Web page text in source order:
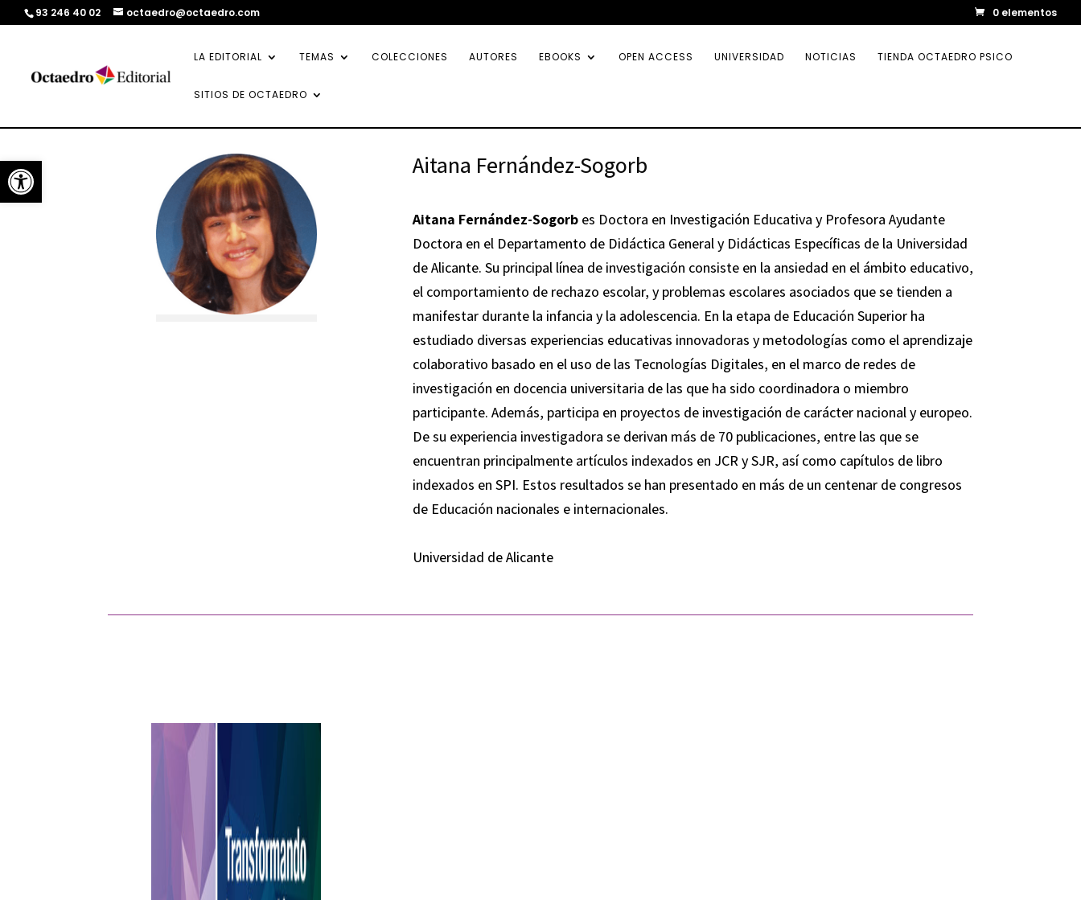
Abrir barra de herramientas
93 246 40 02 octaedro@octaedro.com 0 elementos
LA EDITORIAL TEMAS COLECCIONES AUTORES EBOOKS OPEN ACCESS UNIVERSIDAD NOTICIAS TIENDA OCTAEDRO PSICO
SITIOS DE OCTAEDRO
Aitana Fernández-Sogorb
Aitana Fernández-Sogorbes Doctora en Investigación Educativa y Profesora Ayudante
Doctora en el Departamento de Didáctica General y Didácticas Específicas de la Universidad
de Alicante. Su principal línea de investigación consiste en la ansiedad en el ámbito educativo,
el comportamiento de rechazo escolar, y problemas escolares asociados que se tienden a
manifestar durante la infancia y la adolescencia. En la etapa de Educación Superior ha
estudiado diversas experiencias educativas innovadoras y metodologías como el aprendizaje
colaborativo basado en el uso de las Tecnologías Digitales, en el marco de redes de
investigación en docencia universitaria de las que ha sido coordinadora o miembro
participante. Además, participa en proyectos de investigación de carácter nacional y europeo.
De su experiencia investigadora se derivan más de 70 publicaciones, entre las que se
encuentran principalmente artículos indexados en JCR y SJR, así como capítulos de libro
indexados en SPI. Estos resultados se han presentado en más de un centenar de congresos
de Educación nacionales e internacionales.
Universidad de Alicante